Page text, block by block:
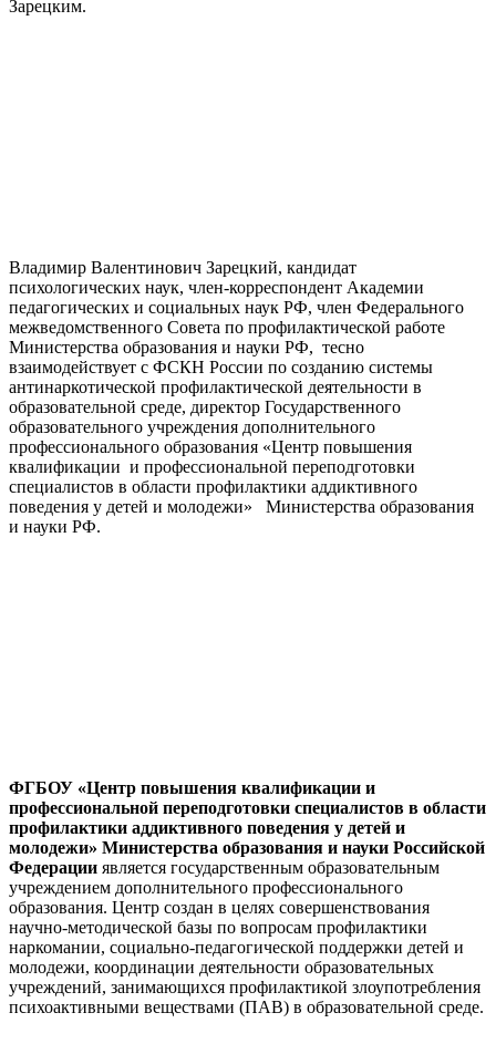
Зарецким.
Владимир Валентинович Зарецкий, кандидат
психологических наук, член-корреспондент Академии
педагогических и социальных наук РФ, член Федерального
межведомственного Совета по профилактической работе
Министерства образования и науки РФ, тесно
взаимодействует с ФСКН России по созданию системы
антинаркотической профилактической деятельности в
образовательной среде, директор Государственного
образовательного учреждения дополнительного
профессионального образования «Центр повышения
квалификации и профессиональной переподготовки
специалистов в области профилактики аддиктивного
поведения у детей и молодежи» Министерства образования
и науки РФ.
ФГБОУ «Центр повышения квалификации и
профессиональной переподготовки специалистов в области
профилактики аддиктивного поведения у детей и
молодежи» Министерства образования и науки Российской
Федерации является государственным образовательным
учреждением дополнительного профессионального
образования. Центр создан в целях совершенствования
научно-методической базы по вопросам профилактики
наркомании, социально-педагогической поддержки детей и
молодежи, координации деятельности образовательных
учреждений, занимающихся профилактикой злоупотребления
психоактивными веществами (ПАВ) в образовательной среде.